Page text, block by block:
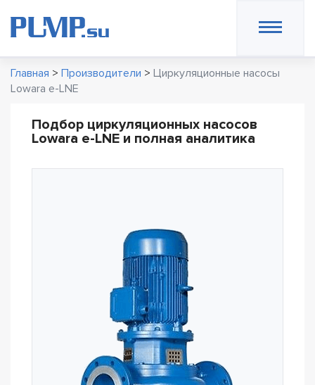
Главная > Производители > Циркуляционные насосы
Lowara e-LNE
Подбор циркуляционных насосов
Lowara e-LNE и полная аналитика